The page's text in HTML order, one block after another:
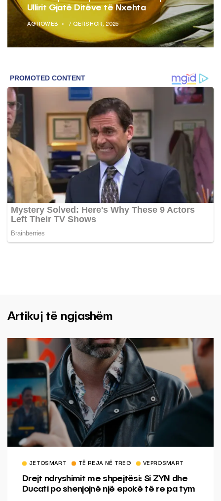
Ullirit Gjatë Ditëve të Nxehta
AGROWEB 7 QERSHOR, 2025
Artikuj të ngjashëm
JETOSMART TË REJA NË TREG VEPROSMART
Drejt ndryshimit me shpejtësi: Si ZYN dhe
Ducati po shenjojnë një epokë të re pa tym